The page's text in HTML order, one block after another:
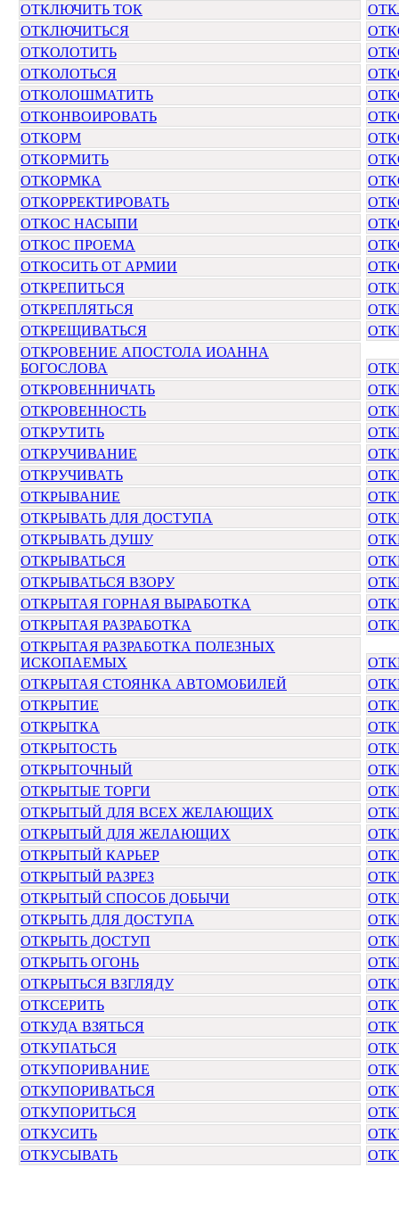
ОТКЛЮЧИТЬ ТОК
ОТКЛЮЧИТЬСЯ
ОТКОЛОТИТЬ
ОТКОЛОТЬСЯ
ОТКОЛОШМАТИТЬ
ОТКОНВОИРОВАТЬ
ОТКОРМ
ОТКОРМИТЬ
ОТКОРМКА
ОТКОРРЕКТИРОВАТЬ
ОТКОС НАСЫПИ
ОТКОС ПРОЕМА
ОТКОСИТЬ ОТ АРМИИ
ОТКРЕПИТЬСЯ
ОТКРЕПЛЯТЬСЯ
ОТКРЕЩИВАТЬСЯ
ОТКРОВЕНИЕ АПОСТОЛА ИОАННА
БОГОСЛОВА
ОТКРОВЕННИЧАТЬ
ОТКРОВЕННОСТЬ
ОТКРУТИТЬ
ОТКРУЧИВАНИЕ
ОТКРУЧИВАТЬ
ОТКРЫВАНИЕ
ОТКРЫВАТЬ ДЛЯ ДОСТУПА
ОТКРЫВАТЬ ДУШУ
ОТКРЫВАТЬСЯ
ОТКРЫВАТЬСЯ ВЗОРУ
ОТКРЫТАЯ ГОРНАЯ ВЫРАБОТКА
ОТКРЫТАЯ РАЗРАБОТКА
ОТКРЫТАЯ РАЗРАБОТКА ПОЛЕЗНЫХ
ИСКОПАЕМЫХ
ОТКРЫТАЯ СТОЯНКА АВТОМОБИЛЕЙ
ОТКРЫТИЕ
ОТКРЫТКА
ОТКРЫТОСТЬ
ОТКРЫТОЧНЫЙ
ОТКРЫТЫЕ ТОРГИ
ОТКРЫТЫЙ ДЛЯ ВСЕХ ЖЕЛАЮЩИХ
ОТКРЫТЫЙ ДЛЯ ЖЕЛАЮЩИХ
ОТКРЫТЫЙ КАРЬЕР
ОТКРЫТЫЙ РАЗРЕЗ
ОТКРЫТЫЙ СПОСОБ ДОБЫЧИ
ОТКРЫТЬ ДЛЯ ДОСТУПА
ОТКРЫТЬ ДОСТУП
ОТКРЫТЬ ОГОНЬ
ОТКРЫТЬСЯ ВЗГЛЯДУ
ОТКСЕРИТЬ
ОТКУДА ВЗЯТЬСЯ
ОТКУПАТЬСЯ
ОТКУПОРИВАНИЕ
ОТКУПОРИВАТЬСЯ
ОТКУПОРИТЬСЯ
ОТКУСИТЬ
ОТКУСЫВАТЬ